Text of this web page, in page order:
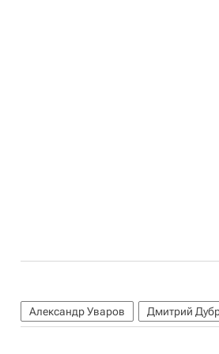
Александр Уваров Дмитрий